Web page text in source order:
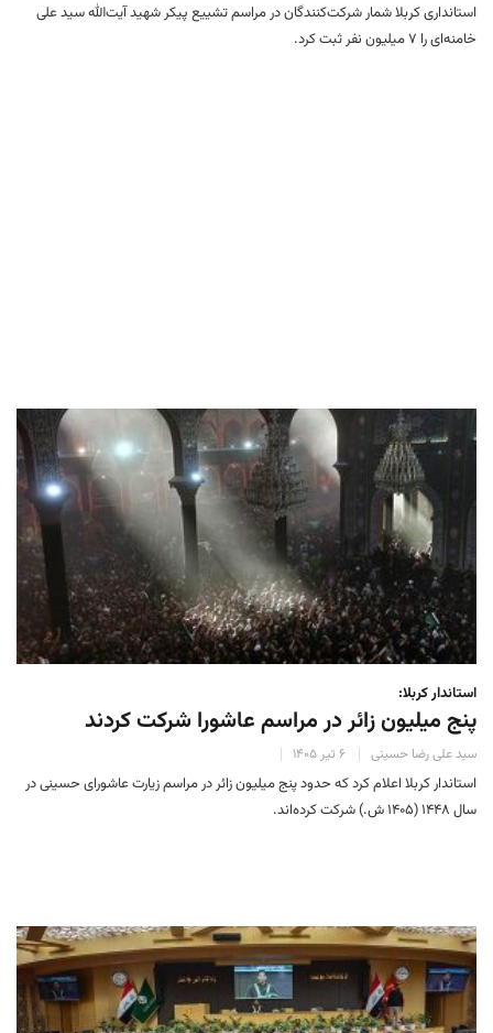
استانداری کربلا شمار شرکت‌کنندگان در مراسم تشییع پیکر شهید آیت‌الله سید علی
خامنه‌ای را ۷ میلیون نفر ثبت کرد.
استاندار کربلا:
پنج میلیون زائر در مراسم عاشورا شرکت کردند
سید علی رضا حسینی ۶ تیر ۱۴۰۵
استاندار کربلا اعلام کرد که حدود پنج میلیون زائر در مراسم زیارت عاشورای حسینی در
سال ۱۴۴۸ (۱۴۰۵ ش.) شرکت کرده‌اند.